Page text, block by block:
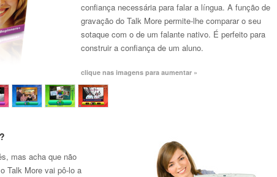
confiança necessária para falar a língua. A função de
gravação do Talk More permite-lhe comparar o seu
sotaque com o de um falante nativo. É perfeito para
construir a confiança de um aluno.
clique nas imagens para aumentar »
mas acha que não
Talk More vai pô-lo a